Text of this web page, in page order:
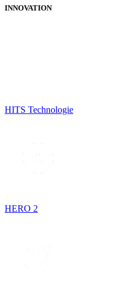
INNOVATION
HITS Technologie
HERO 2